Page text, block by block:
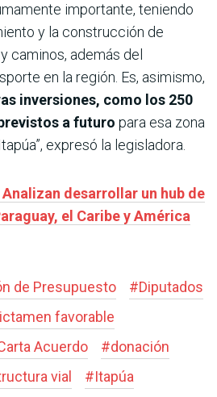
importante, teniendo
y la construcción de
caminos, además del
en la región. Es, asimismo,
inversiones, como los 250
a futuro para esa zona
expresó la legisladora.
desarrollar un hub de
el Caribe y América
de Presupuesto #Diputados
favorable
Acuerdo #donación
vial #Itapúa